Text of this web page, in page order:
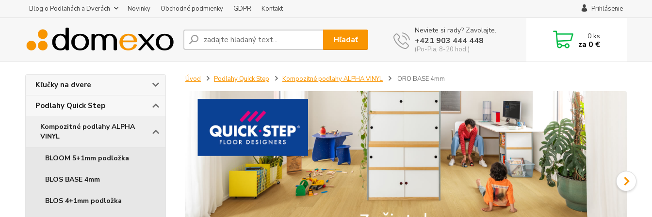
Blog o Podlahách a Dverách Novinky Obchodné podmienky GDPR Kontakt Prihlásenie
Hľadať
Neviete si rady? Zavolajte.
+421 903 444 448
(Po-Pia, 8-20 hod.)
0ks
za 0 €
Kľučky na dvere
Podlahy Quick Step
Kompozitné podlahy ALPHA
VINYL
BLOOM 5+1mm podložka
BLOS BASE 4mm
BLOS 4+1mm podložka
Úvod Podlahy Quick Step Kompozitné podlahy ALPHA VINYL ORO BASE 4mm